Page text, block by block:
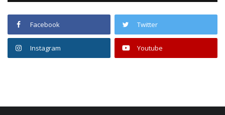
Facebook Twitter
Instagram Youtube